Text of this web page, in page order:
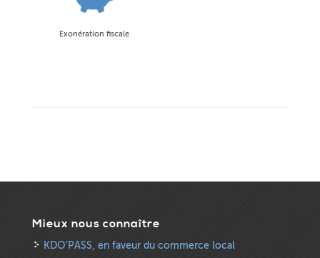
Exonération fiscale
Mieux nous connaître
KDO’PASS, en faveur du commerce local